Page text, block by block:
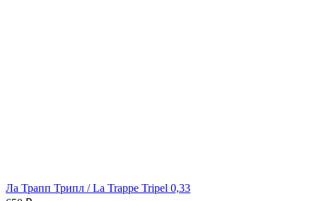
Ла Трапп Трипл / La Trappe Tripel 0,33